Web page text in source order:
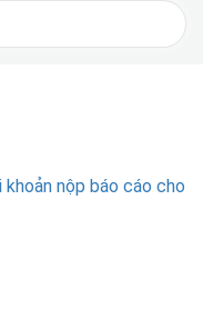
nộp báo cáo cho